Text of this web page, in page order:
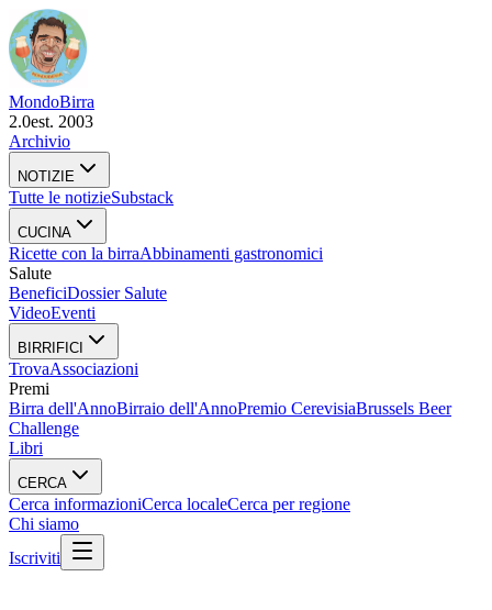
MondoBirra
2.0est. 2003
Archivio
NOTIZIE
Tutte le notizieSubstack
CUCINA
Ricette con la birraAbbinamenti gastronomici
Salute
BeneficiDossier Salute
VideoEventi
BIRRIFICI
TrovaAssociazioni
Premi
Birra dell'AnnoBirraio dell'AnnoPremio CerevisiaBrussels Beer
Challenge
Libri
CERCA
Cerca informazioniCerca localeCerca per regione
Chi siamo
Iscriviti